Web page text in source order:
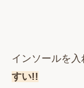
インソールを入
すい!!